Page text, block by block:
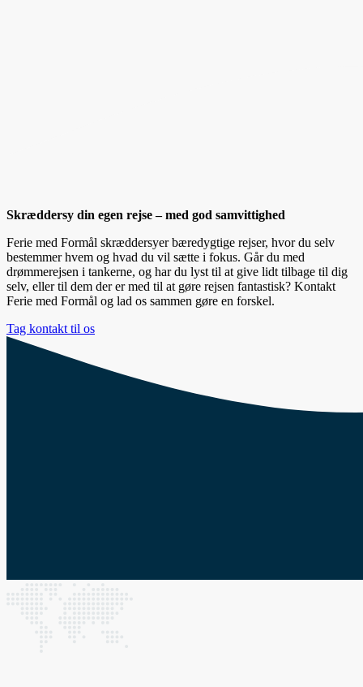
Skræddersy din egen rejse – med god samvittighed
Ferie med Formål skræddersyer bæredygtige rejser, hvor du selv
bestemmer hvem og hvad du vil sætte i fokus. Går du med
drømmerejsen i tankerne, og har du lyst til at give lidt tilbage til dig
selv, eller til dem der er med til at gøre rejsen fantastisk? Kontakt
Ferie med Formål og lad os sammen gøre en forskel.
Tag kontakt til os